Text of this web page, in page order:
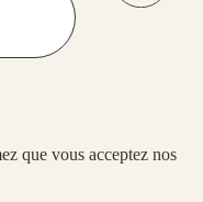
que vous acceptez nos